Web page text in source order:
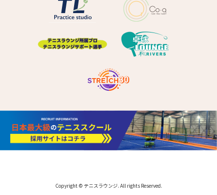
Copyright © テニスラウンジ. All rights Reserved.